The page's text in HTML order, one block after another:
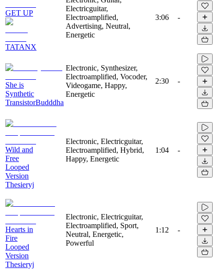
GET UP
TATANX
Electricguitar,
Electroamplified,
Advertising, Neutral,
Energetic
3:06 -
She is
Synthetic
TransistorBudddha
Electronic, Synthesizer,
Electroamplified, Vocoder,
Videogame, Happy,
Energetic
2:30 -
Wild and
Free
Looped
Version
Thesieryj
Electronic, Electricguitar,
Electroamplified, Hybrid,
Happy, Energetic
1:04 -
Hearts in
Fire
Looped
Version
Thesieryj
Electronic, Electricguitar,
Electroamplified, Sport,
Neutral, Energetic,
Powerful
1:12 -